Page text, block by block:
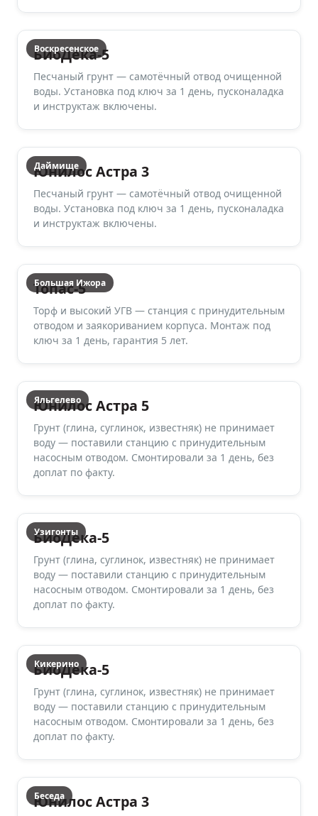
Воскресенское
БиоДека-5
Песчаный грунт — самотёчный отвод очищенной
воды. Установка под ключ за 1 день, пусконаладка
и инструктаж включены.
Даймище
Юнилос Астра 3
Песчаный грунт — самотёчный отвод очищенной
воды. Установка под ключ за 1 день, пусконаладка
и инструктаж включены.
Большая Ижора
Топас-5
Торф и высокий УГВ — станция с принудительным
отводом и заякориванием корпуса. Монтаж под
ключ за 1 день, гарантия 5 лет.
Яльгелево
Юнилос Астра 5
Грунт (глина, суглинок, известняк) не принимает
воду — поставили станцию с принудительным
насосным отводом. Смонтировали за 1 день, без
доплат по факту.
Узигонты
БиоДека-5
Грунт (глина, суглинок, известняк) не принимает
воду — поставили станцию с принудительным
насосным отводом. Смонтировали за 1 день, без
доплат по факту.
Кикерино
БиоДека-5
Грунт (глина, суглинок, известняк) не принимает
воду — поставили станцию с принудительным
насосным отводом. Смонтировали за 1 день, без
доплат по факту.
Беседа
Юнилос Астра 3